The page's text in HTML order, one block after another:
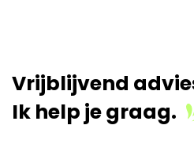
Vrijblijvend
Ik help je graag.